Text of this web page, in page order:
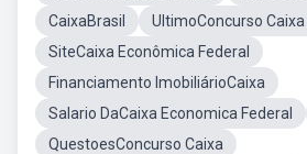
CaixaBrasil
UltimoConcurso
SiteCaixa Econômica Federal
Financiamento ImobiliárioCaixa
Salario DaCaixa Economica Federal
QuestoesConcurso Caixa